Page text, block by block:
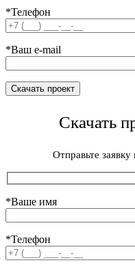
*Телефон
*Ваш e-mail
Скачать
Отправьте
*Ваше имя
*Телефон